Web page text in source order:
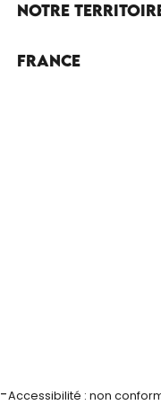
Notre
France
-Accessibilité : non